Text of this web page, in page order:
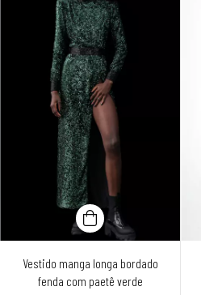
Vestido manga longa bordado
fenda com paetê verde